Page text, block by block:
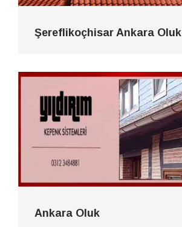
Şereflikoçhisar Ankara Oluk
Ankara Oluk